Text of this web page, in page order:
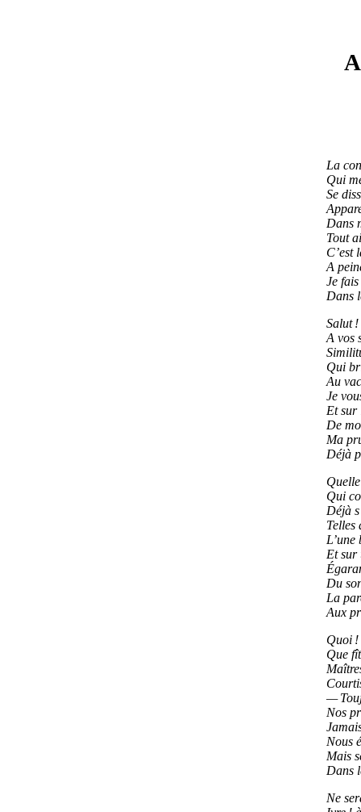
La
Qui
Se
Dans
Tout
C’est
A
Je
Dans
Salut
A vos
Qui
Au
Je
Et sur
De
Ma
Déjà
Qui
Déjà
Telles
Et sur
Du
La
Aux
Quoi !
Que
—
Nos
Nous
Mais
Dans
Ne